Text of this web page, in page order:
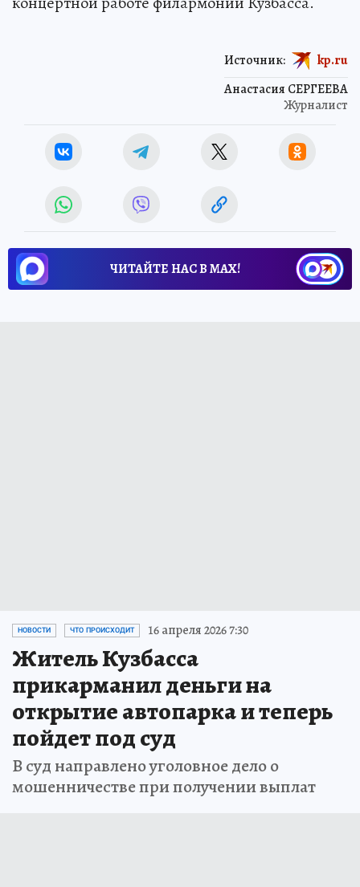
Анастасия СЕРГЕЕВА
Журналист
Источник: kp.ru
ЧИТАЙТЕ НАС В МАХ!
НОВОСТИ ЧТО ПРОИСХОДИТ 16 апреля 2026 7:30
Житель Кузбасса
прикарманил деньги на
открытие автопарка и теперь
пойдет под суд
В суд направлено уголовное дело о
мошенничестве при получении выплат